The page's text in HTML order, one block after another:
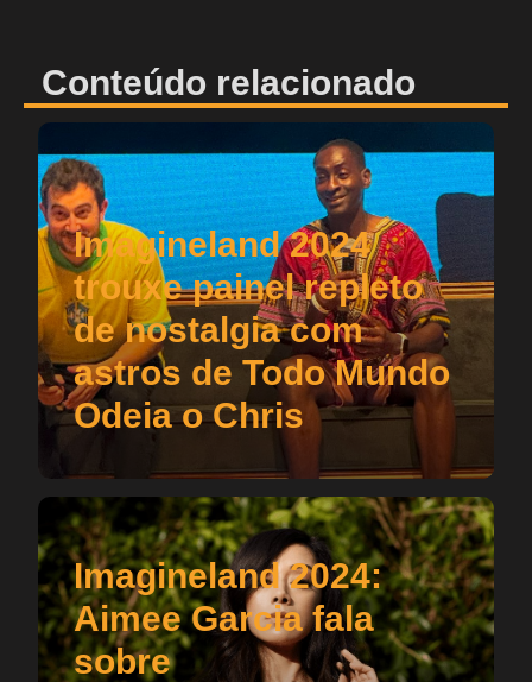
Conteúdo relacionado
Imagineland 2024
trouxe painel repleto
de nostalgia com
astros de Todo Mundo
Odeia o Chris
Imagineland 2024:
Aimee Garcia fala
sobre